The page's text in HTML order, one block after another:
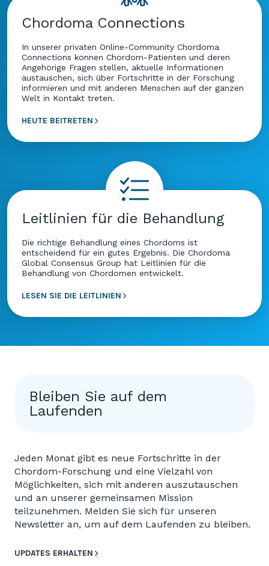
Chordoma Connections
In unserer privaten Online-Community Chordoma
Connections können Chordom-Patienten und deren
Angehörige Fragen stellen, aktuelle Informationen
austauschen, sich über Fortschritte in der Forschung
informieren und mit anderen Menschen auf der ganzen
Welt in Kontakt treten.
HEUTE BEITRETEN
Leitlinien für die Behandlung
Die richtige Behandlung eines Chordoms ist
entscheidend für ein gutes Ergebnis. Die Chordoma
Global Consensus Group hat Leitlinien für die
Behandlung von Chordomen entwickelt.
LESEN SIE DIE LEITLINIEN
Bleiben Sie auf dem
Laufenden
Jeden Monat gibt es neue Fortschritte in der
Chordom-Forschung und eine Vielzahl von
Möglichkeiten, sich mit anderen auszutauschen
und an unserer gemeinsamen Mission
teilzunehmen. Melden Sie sich für unseren
Newsletter an, um auf dem Laufenden zu bleiben.
UPDATES ERHALTEN